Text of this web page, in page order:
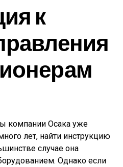
к
компании Осака уже
лет, найти инструкцию
случае она
Однако если